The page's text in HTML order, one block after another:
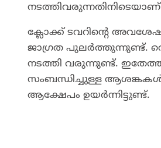
ക്ലോക്ക് ടവറിന്റെ
ജാഗ്രത പുലർത്തുന്നുണ്ട്.
നടത്തി വരുന്നുണ്ട്.
സംബന്ധിച്ചുള്ള
ആക്ഷേപം ഉയർന്നിട്ടുണ്ട്.